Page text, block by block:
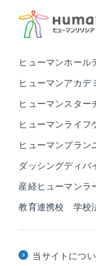
ヒューマンホール
ヒューマンアカデ
ヒューマンスター
ヒューマンライフ
ヒューマンプラン
ダッシングディバ
産経ヒューマンラ
教育連携校 学校
当サイトにつ